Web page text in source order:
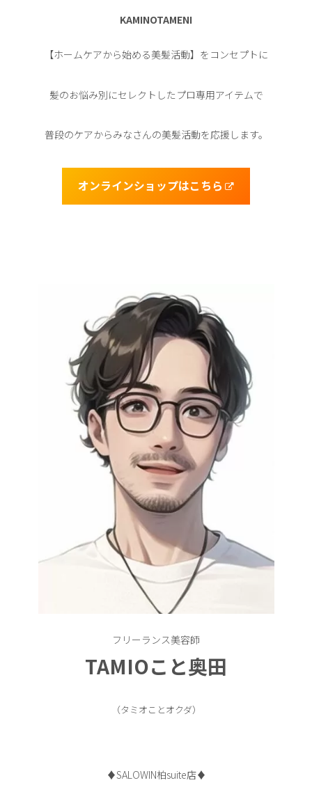
KAMINOTAMENI
【ホームケアから始める美髪活動】をコンセプトに
髪のお悩み別にセレクトしたプロ専用アイテムで
普段のケアからみなさんの美髪活動を応援します。
オンラインショップはこちら
フリーランス美容師
TAMIOこと奥田
（タミオことオクダ）
♦︎SALOWIN柏suite店♦︎